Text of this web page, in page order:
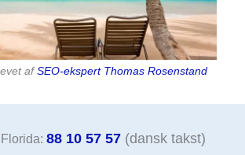
afSEO-ekspert Thomas Rosenstand
88 10 57 57 (dansk takst)